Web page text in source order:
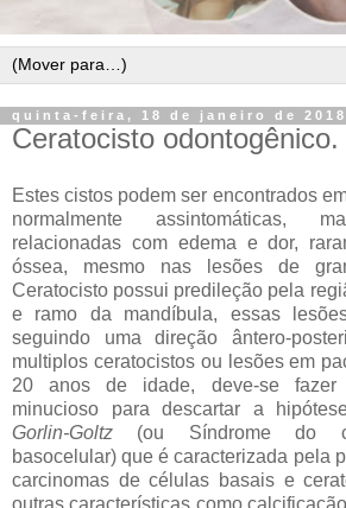
quinta-feira, 18 de janeiro de 2018
Ceratocisto odontogênico.
Estes cistos podem ser encontrados
normalmente assintomáticas,
relacionadas com edema e dor,
óssea, mesmo nas lesões de
Ceratocisto possui predileção pela
e ramo da mandíbula, essas
seguindo uma direção ântero-
multiplos ceratocistos ou lesões em
20 anos de idade, deve-se fazer
minucioso para descartar a
Gorlin-Goltz (ou Síndrome do
basocelular) que é caracterizada pela
carcinomas de células basais e